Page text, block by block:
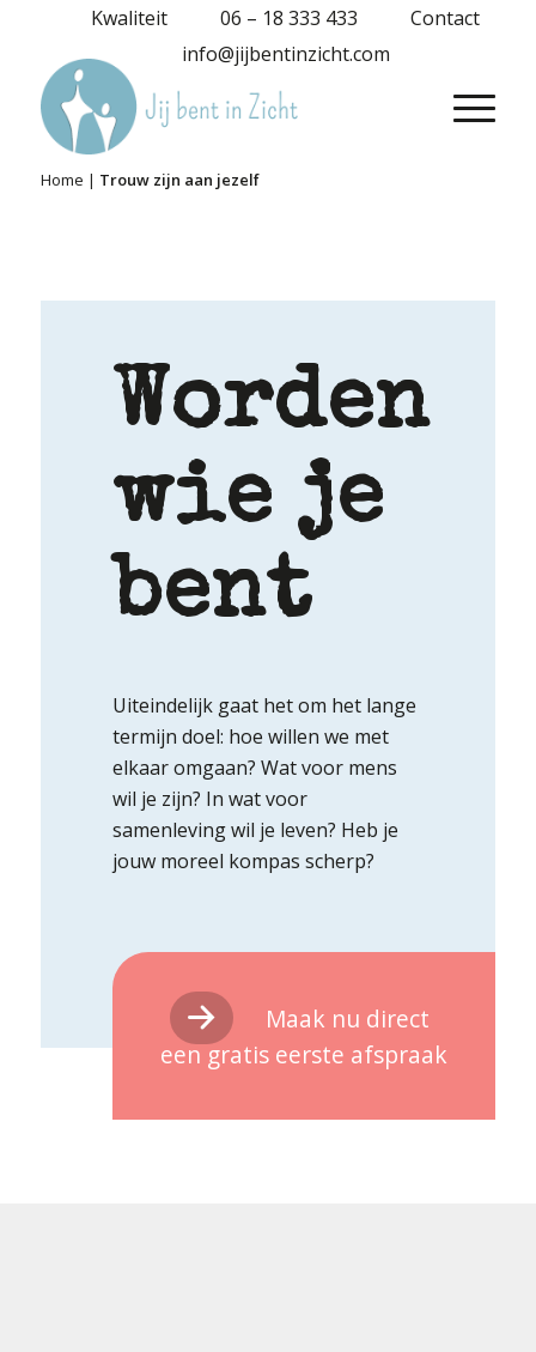
Kwaliteit 06 – 18 333 433
Contact
info@jijbentinzicht.com
Home | Trouw zijn aan jezelf
Worden
wie je
bent
Uiteindelijk gaat het om het lange
termijn doel: hoe willen we met
elkaar omgaan? Wat voor mens
wil je zijn? In wat voor
samenleving wil je leven? Heb je
jouw moreel kompas scherp?
Maak nu direct
een gratis eerste afspraak